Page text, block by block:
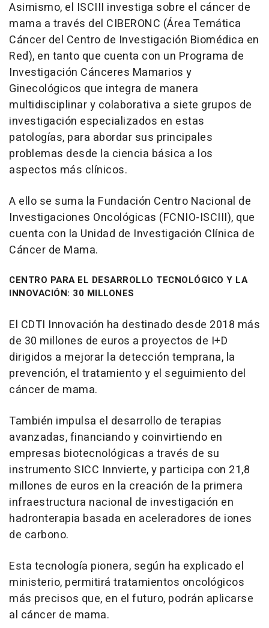
Asimismo, el ISCIII investiga sobre el cáncer de
mama a través del CIBERONC (Área Temática
Cáncer del Centro de Investigación Biomédica en
Red), en tanto que cuenta con un Programa de
Investigación Cánceres Mamarios y
Ginecológicos que integra de manera
multidisciplinar y colaborativa a siete grupos de
investigación especializados en estas
patologías, para abordar sus principales
problemas desde la ciencia básica a los
aspectos más clínicos.
A ello se suma la Fundación Centro Nacional de
Investigaciones Oncológicas (FCNIO-ISCIII), que
cuenta con la Unidad de Investigación Clínica de
Cáncer de Mama.
CENTRO PARA EL DESARROLLO TECNOLÓGICO Y LA
INNOVACIÓN: 30 MILLONES
El CDTI Innovación ha destinado desde 2018 más
de 30 millones de euros a proyectos de I+D
dirigidos a mejorar la detección temprana, la
prevención, el tratamiento y el seguimiento del
cáncer de mama.
También impulsa el desarrollo de terapias
avanzadas, financiando y coinvirtiendo en
empresas biotecnológicas a través de su
instrumento SICC Innvierte, y participa con 21,8
millones de euros en la creación de la primera
infraestructura nacional de investigación en
hadronterapia basada en aceleradores de iones
de carbono.
Esta tecnología pionera, según ha explicado el
ministerio, permitirá tratamientos oncológicos
más precisos que, en el futuro, podrán aplicarse
al cáncer de mama.